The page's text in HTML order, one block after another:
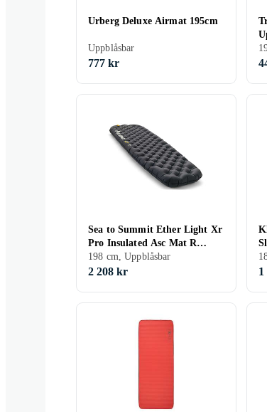
Urberg Deluxe Airmat 195cm
Uppblåsbar
777 kr
Sea to Summit Ether Light Xr
Pro Insulated Asc Mat R
183cm
198 cm, Uppblåsbar
2 208 kr